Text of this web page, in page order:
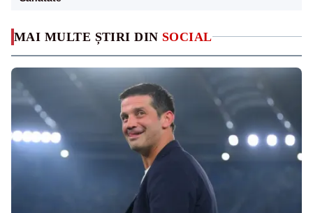
MAI MULTE ȘTIRI DIN SOCIAL